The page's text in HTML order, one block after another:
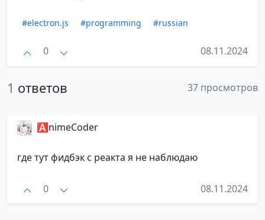
#electron.js #programming #russian
0 08.11.2024
1 ответов 37 просмотров
🅰️nimeCoder
где тут фидбэк с реакта я не наблюдаю
0 08.11.2024